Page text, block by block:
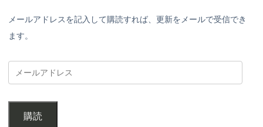
メールアドレスを記入して購読すれば、更新をメールで受信でき
ます。
購読